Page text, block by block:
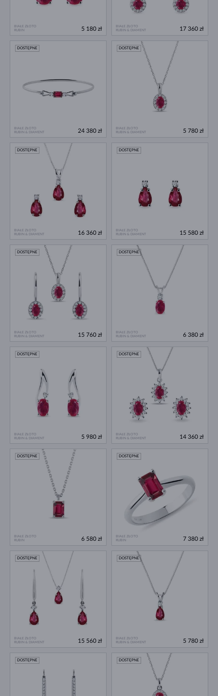
BIAŁE ZŁOTO
RUBIN
5 180 zł
BIAŁE ZŁOTO
RUBIN & DIAMENT
17 360 zł
BIAŁE ZŁOTO
RUBIN & DIAMENT
DOSTĘPNE
24 380 zł
BIAŁE ZŁOTO
RUBIN & DIAMENT
DOSTĘPNE
5 780 zł
BIAŁE ZŁOTO
RUBIN & DIAMENT
DOSTĘPNE
16 360 zł
BIAŁE ZŁOTO
RUBIN & DIAMENT
DOSTĘPNE
15 580 zł
BIAŁE ZŁOTO
RUBIN & DIAMENT
DOSTĘPNE
15 760 zł
BIAŁE ZŁOTO
RUBIN & DIAMENT
DOSTĘPNE
6 380 zł
BIAŁE ZŁOTO
RUBIN & DIAMENT
DOSTĘPNE
5 980 zł
BIAŁE ZŁOTO
RUBIN & DIAMENT
DOSTĘPNE
14 360 zł
BIAŁE ZŁOTO
RUBIN
DOSTĘPNE
6 580 zł
BIAŁE ZŁOTO
RUBIN
DOSTĘPNE
7 380 zł
BIAŁE ZŁOTO
RUBIN & DIAMENT
DOSTĘPNE
15 560 zł
BIAŁE ZŁOTO
RUBIN & DIAMENT
DOSTĘPNE
5 780 zł
DOSTĘPNE DOSTĘPNE